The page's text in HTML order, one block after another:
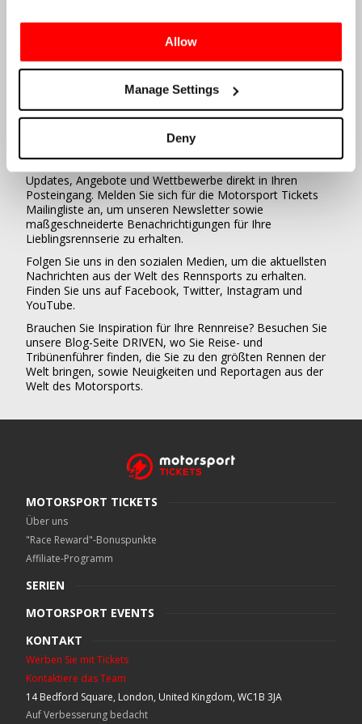
Allow
Manage Settings
Deny
einen erstklassigen Kundenservice zu
bieten, damit Sie sich bei jedem Schritt
Ihrer Rennreise unterstützt fühlen.
FOLGE UNS, UM AUF DEM
LAUFENDEN ZU BLEIBEN
Updates, Angebote und Wettbewerbe direkt in Ihren
Posteingang. Melden Sie sich für die Motorsport Tickets
Mailingliste an, um unseren Newsletter sowie
maßgeschneiderte Benachrichtigungen für Ihre
Lieblingsrennserie zu erhalten.
Folgen Sie uns in den sozialen Medien, um die aktuellsten
Nachrichten aus der Welt des Rennsports zu erhalten.
Finden Sie uns auf Facebook, Twitter, Instagram und
YouTube.
Brauchen Sie Inspiration für Ihre Rennreise? Besuchen Sie
unsere Blog-Seite DRIVEN, wo Sie Reise- und
Tribünenführer finden, die Sie zu den größten Rennen der
Welt bringen, sowie Neuigkeiten und Reportagen aus der
Welt des Motorsports.
MOTORSPORT TICKETS
Über uns
"Race Reward"-Bonuspunkte
Affiliate-Programm
SERIEN
MOTORSPORT EVENTS
KONTAKT
Werben Sie mit Tickets
Kontaktiere das Team
14 Bedford Square, London, United Kingdom, WC1B 3JA
Auf Verbesserung bedacht